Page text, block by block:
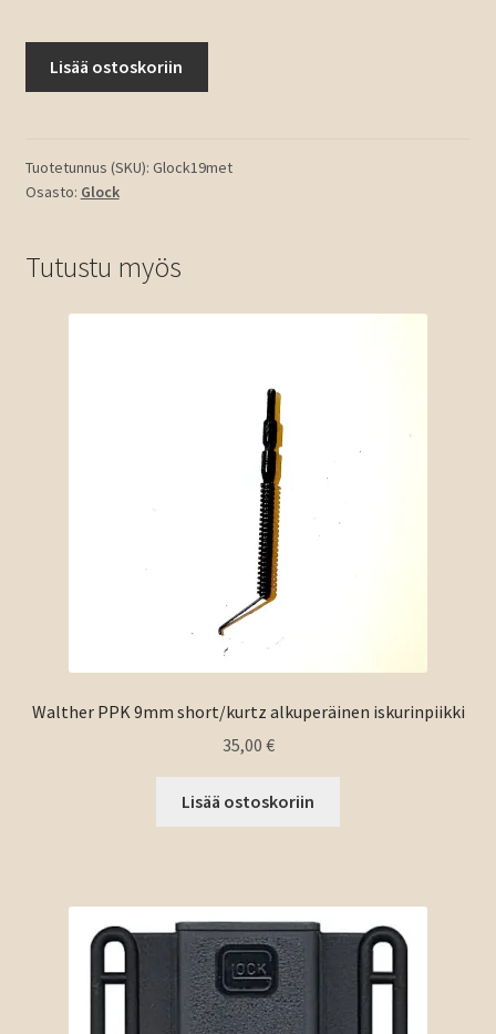
15ptr
lipas
Lisää ostoskoriin
Tuotetunnus (SKU): Glock19met
Osasto: Glock
Tutustu myös
Walther PPK 9mm short/kurtz alkuperäinen iskurinpiikki
35,00 €
Lisää ostoskoriin